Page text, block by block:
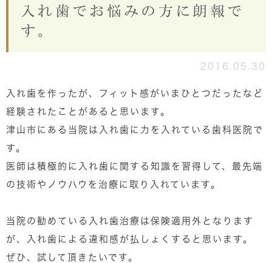
入れ歯でお悩みの方に朗報で
す。
2016.05.30
入れ歯を作ったが、フィット感がいまひとつだったなど
経験されたことがあると思います。
津山市にある当院は入れ歯に力を入れている歯科医院で
す。
医師は積極的に入れ歯に関する知識を習得して、最先端
の技術やノウハウを治療に取り入れています。
当院の勧めている入れ歯治療は保険適用外となります
が、入れ歯による違和感が払しょくすると思います。
ぜひ、試して頂きたいです。